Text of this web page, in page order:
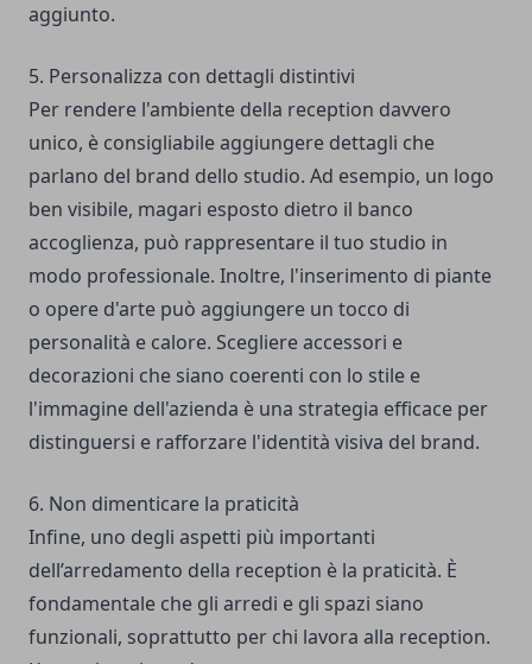
aggiunto.
5. Personalizza con dettagli distintivi
Per rendere l'ambiente della reception davvero
unico, è consigliabile aggiungere dettagli che
parlano del brand dello studio. Ad esempio, un logo
ben visibile, magari esposto dietro il banco
accoglienza, può rappresentare il tuo studio in
modo professionale. Inoltre, l'inserimento di piante
o opere d'arte può aggiungere un tocco di
personalità e calore. Scegliere accessori e
decorazioni che siano coerenti con lo stile e
l'immagine dell'azienda è una strategia efficace per
distinguersi e rafforzare l'identità visiva del brand.
6. Non dimenticare la praticità
Infine, uno degli aspetti più importanti
dell’arredamento della reception è la praticità. È
fondamentale che gli arredi e gli spazi siano
funzionali, soprattutto per chi lavora alla reception.